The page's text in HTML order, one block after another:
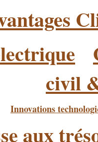
civil
Innovations
aux